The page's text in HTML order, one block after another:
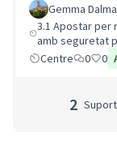
Gemma
3.1 Apostar per
amb seguretat
Centre
0 0
2